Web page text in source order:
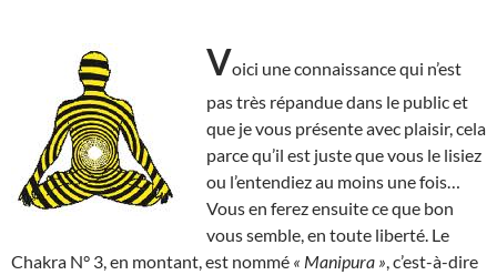
Voici une connaissance qui n’est
pas très répandue dans le public et
que je vous présente avec plaisir, cela
parce qu’il est juste que vous le lisiez
ou l’entendiez au moins une fois…
Vous en ferez ensuite ce que bon
vous semble, en toute liberté. Le
Chakra N° 3, en montant, est nommé « Manipura » , c’est-à-dire